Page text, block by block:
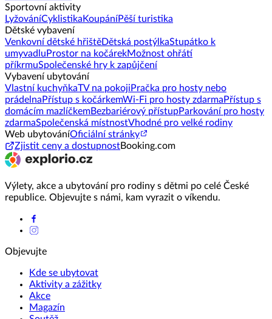
Sportovní aktivity
LyžováníCyklistika KoupáníPěší turistika
Dětské vybavení
Venkovní dětské hřištěDětská postýlkaStupátko k
umyvadlu Prostor na kočárekMožnost ohřátí
příkrmuSpolečenské hry k zapůjčení
Vybavení ubytování
Vlastní kuchyňkaTV na pokoji Pračka pro hosty nebo
prádelna Přístup s kočárkemWi-Fi pro hosty zdarma Přístup s
domácím mazlíčkemBezbariérový přístupParkování pro hosty
zdarmaSpolečenská místnostVhodné pro velké rodiny
Web ubytováníOficiální stránky
Zjistit ceny a dostupnostBooking.com
Výlety, akce a ubytování pro rodiny s dětmi po celé České
republice. Objevujte s námi, kam vyrazit o víkendu.
Objevujte
Kde se ubytovat
Aktivity a zážitky
Akce
Magazín